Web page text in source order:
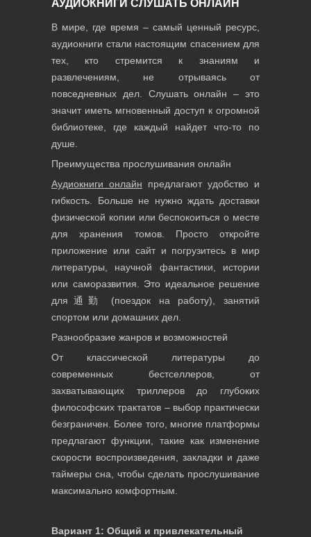
АУДИОКНИГИ СЛУШАТЬ ОНЛАЙН
В мире, где время – самый ценный ресурс,
аудиокниги стали настоящим спасением для
тех, кто стремится к знаниям и
развлечениям, не отрываясь от
повседневных дел. Слушать онлайн – это
значит иметь мгновенный доступ к огромной
библиотеке, где каждый найдет что-то по
душе.
Преимущества прослушивания онлайн
Аудиокниги онлайн предлагают удобство и
гибкость. Больше не нужно ждать доставки
физической копии или беспокоиться о месте
для хранения томов. Просто откройте
приложение или сайт и погрузитесь в мир
литературы, научной фантастики, истории
или саморазвития. Это идеальное решение
для通勤 (поездок на работу), занятий
спортом или домашних дел.
Разнообразие жанров и возможностей
От классической литературы до
современных бестселлеров, от
захватывающих триллеров до глубоких
философских трактатов – выбор практически
безграничен. Более того, многие платформы
предлагают функции, такие как изменение
скорости воспроизведения, закладки и даже
таймеры сна, чтобы сделать прослушивание
максимально комфортным.
Вариант 1: Общий и привлекательный